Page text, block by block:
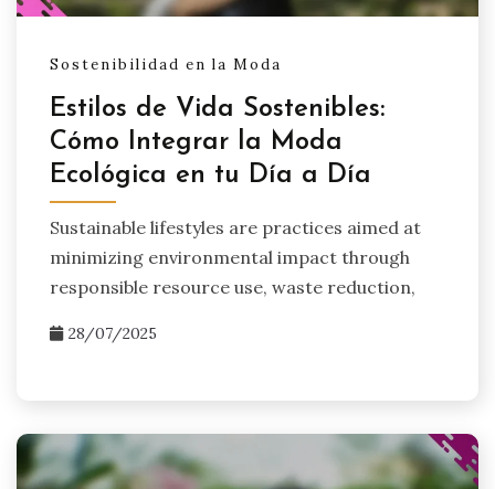
Sostenibilidad en la Moda
Estilos de Vida Sostenibles:
Cómo Integrar la Moda
Ecológica en tu Día a Día
Sustainable lifestyles are practices aimed at
minimizing environmental impact through
responsible resource use, waste reduction,
28/07/2025